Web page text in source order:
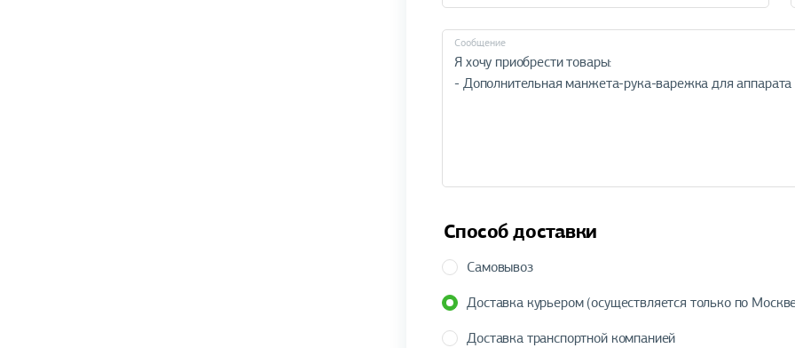
Cообщение
Способ доставки
Самовывоз
Доставка курьером (осуществляется только по
Доставка транспортной компанией